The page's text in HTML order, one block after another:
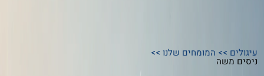
עיגולים >> המומחים שלנו >>
ניסים משה